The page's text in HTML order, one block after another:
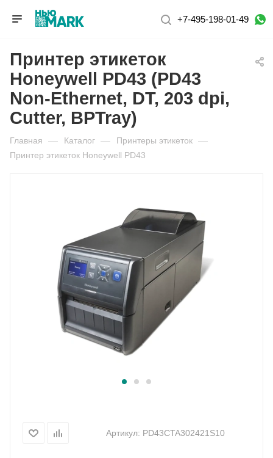
+7-495-198-01-49
Принтер этикеток
Honeywell PD43 (PD43
Non-Ethernet, DT, 203 dpi,
Cutter, BPTray)
Главная — Каталог — Принтеры этикеток —
Принтер этикеток Honeywell PD43
Артикул: PD43CTA302421S10